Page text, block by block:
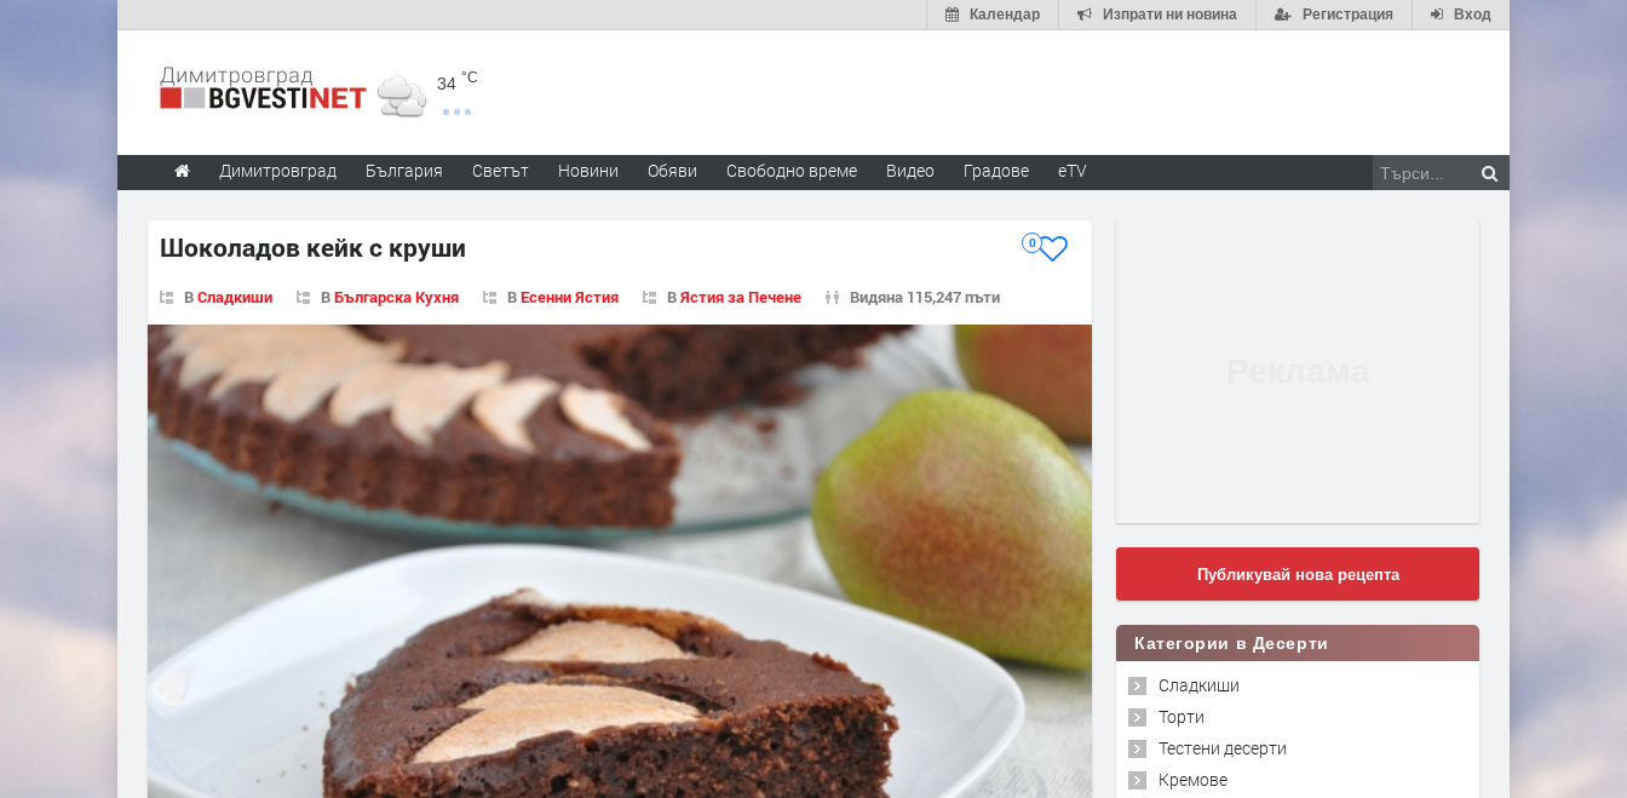
Вход
Регистрация
Изпрати ни новина
Календар
34 °C
Димитровград България Светът Новини Обяви Свободно време Видео Градове eTV
Шоколадов кейк с круши 0
ВСладкиши ВБългарска Кухня ВЕсенни Ястия ВЯстия за Печене Видяна 115,247 пъти
Публикувай нова рецепта
Категории в Десерти
Сладкиши
Торти
Тестени десерти
Кремове